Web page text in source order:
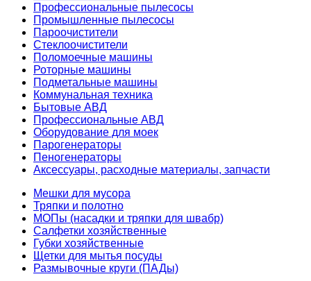
Профессиональные пылесосы
Промышленные пылесосы
Пароочистители
Стеклоочистители
Поломоечные машины
Роторные машины
Подметальные машины
Коммунальная техника
Бытовые АВД
Профессиональные АВД
Оборудование для моек
Парогенераторы
Пеногенераторы
Аксессуары, расходные материалы, запчасти
Мешки для мусора
Тряпки и полотно
МОПы (насадки и тряпки для швабр)
Салфетки хозяйственные
Губки хозяйственные
Щетки для мытья посуды
Размывочные круги (ПАДы)